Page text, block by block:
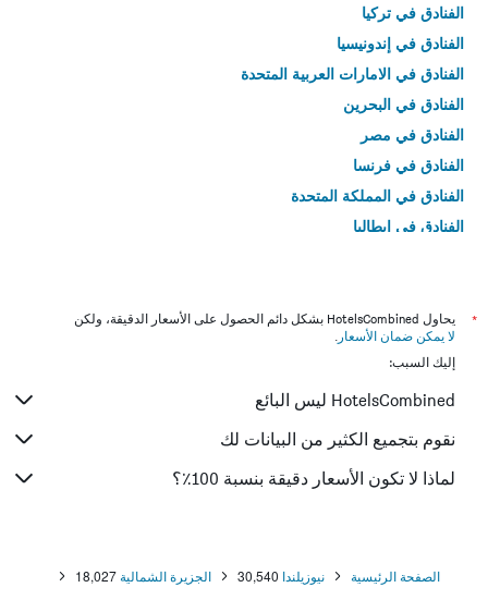
الفنادق في تركيا
الفنادق في إندونيسيا
الفنادق في الامارات العربية المتحدة
الفنادق في البحرين
الفنادق في مصر
الفنادق في فرنسا
الفنادق في المملكة المتحدة
الفنادق في إيطاليا
*
يحاول HotelsCombined بشكل دائم الحصول على الأسعار الدقيقة، ولكن
لا يمكن ضمان الأسعار .
إليك السبب:
HotelsCombined ليس البائع
نقوم بتجميع الكثير من البيانات لك
لماذا لا تكون الأسعار دقيقة بنسبة 100٪؟
الصفحة الرئيسية نيوزيلندا 30,540 الجزيرة الشمالية 18,027